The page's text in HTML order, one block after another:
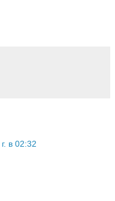
в 02:32